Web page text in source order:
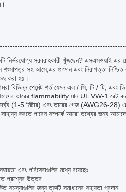
নির্ভরযোগ্য সরবরাহকারী খুঁজছেন? এসএসওয়াই
সহ আসে,এর গুণমান এবং নিরাপত্তা
করা হয়।
বিভিন্ন পেমেন্ট শর্ত যেমন এল / সি, টি / টি,
তারের flammability মান UL VW-1 রেট
দৈর্ঘ্য (1-5 মিটার) এবং তারের গেজ (AWG26-28)
করতে পারেন সম্পর্কে আরো তথ্যের জন্য
এবং পরিষেবাগুলির মধ্যে রয়েছেঃ
প্রশ্নের উত্তর
সমস্যাগুলির জন্য ত্রুটি সমাধানের সহায়তা প্রদান